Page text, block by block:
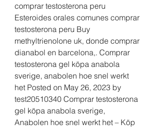
comprar testosterona peru
Esteroides orales comunes comprar
testosterona peru Buy
methyltrienolone uk, donde comprar
dianabol en barcelona,. Comprar
testosterona gel köpa anabola
sverige, anabolen hoe snel werkt
het Posted on May 26, 2023 by
test20510340 Comprar testosterona
gel köpa anabola sverige,
Anabolen hoe snel werkt het – Köp